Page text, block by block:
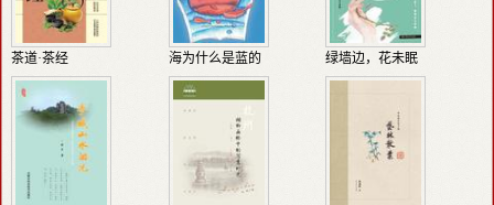
茶道·茶经 海为什么是蓝的 绿墙边，花未眠